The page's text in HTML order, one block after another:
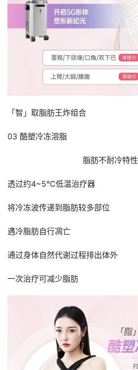
「智」取脂肪王炸组合
03 酷塑冷冻溶脂
脂肪不耐冷特性
透过约4~5°C低温治疗器
将冷冻波传递到脂肪较多部位
遇冷脂肪自行凋亡
通过身体自然代谢过程排出体外
一次治疗可减少脂肪